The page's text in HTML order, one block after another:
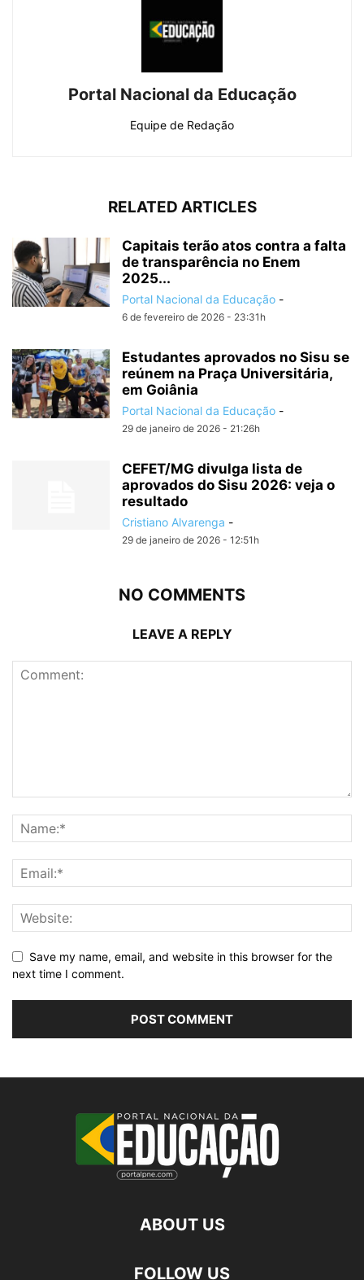
Portal Nacional da Educação
Equipe de Redação
RELATED ARTICLES
Capitais terão atos contra a falta
de transparência no Enem
2025...
Portal Nacional da Educação -
6 de fevereiro de 2026 - 23:31h
Estudantes aprovados no Sisu se
reúnem na Praça Universitária,
em Goiânia
Portal Nacional da Educação -
29 de janeiro de 2026 - 21:26h
CEFET/MG divulga lista de
aprovados do Sisu 2026: veja o
resultado
Cristiano Alvarenga -
29 de janeiro de 2026 - 12:51h
NO COMMENTS
LEAVE A REPLY
Save my name, email, and website in this browser for the
next time I comment.
ABOUT US
FOLLOW US